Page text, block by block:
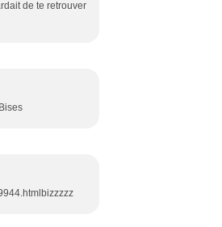
de te retrouver